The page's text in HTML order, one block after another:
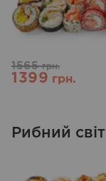
1565грн.
1399грн.
Рибний світ